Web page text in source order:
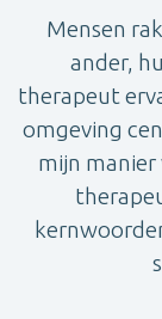
Mensen
ander,
therapeut
omgeving
mijn manier